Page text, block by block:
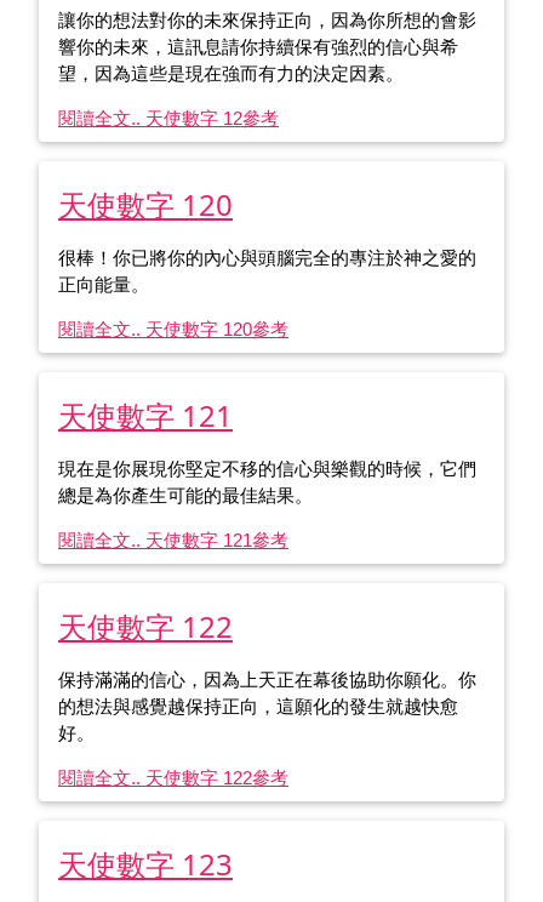
讓你的想法對你的未來保持正向，因為你所想的會影
響你的未來，這訊息請你持續保有強烈的信心與希
望，因為這些是現在強而有力的決定因素。
閱讀全文.. 天使數字 12參考
天使數字 120
很棒！你已將你的內心與頭腦完全的專注於神之愛的
正向能量。
閱讀全文.. 天使數字 120參考
天使數字 121
現在是你展現你堅定不移的信心與樂觀的時候，它們
總是為你產生可能的最佳結果。
閱讀全文.. 天使數字 121參考
天使數字 122
保持滿滿的信心，因為上天正在幕後協助你願化。你
的想法與感覺越保持正向，這願化的發生就越快愈
好。
閱讀全文.. 天使數字 122參考
天使數字 123